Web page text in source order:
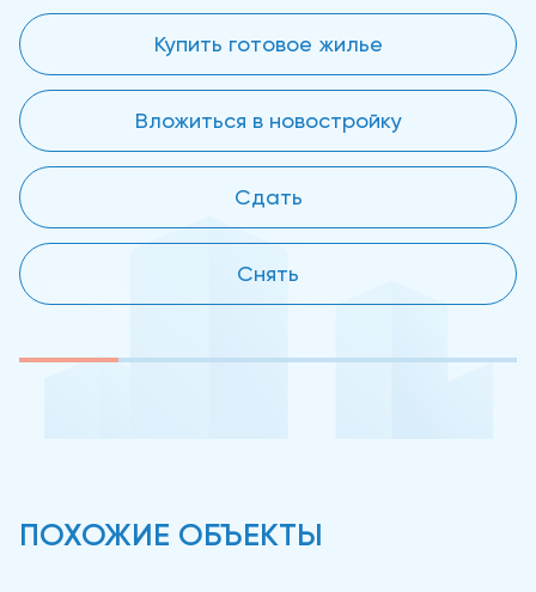
Купить готовое жилье
Вложиться в новостройку
Сдать
Снять
ПОХОЖИЕ ОБЪЕКТЫ